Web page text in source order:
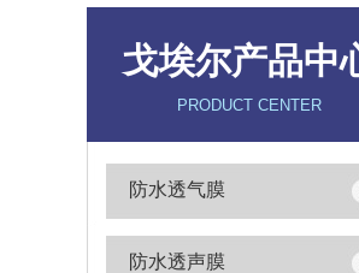
戈埃尔产品中
PRODUCT CENTER
防水透气膜
防水透声膜